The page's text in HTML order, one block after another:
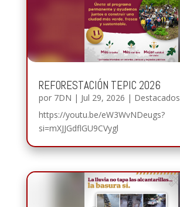
REFORESTACIÓN TEPIC 2026
por 7DN | Jul 29, 2026 | Destacados
https://youtu.be/eW3WvNDeugs?
si=mXJJGdflGU9CVygl